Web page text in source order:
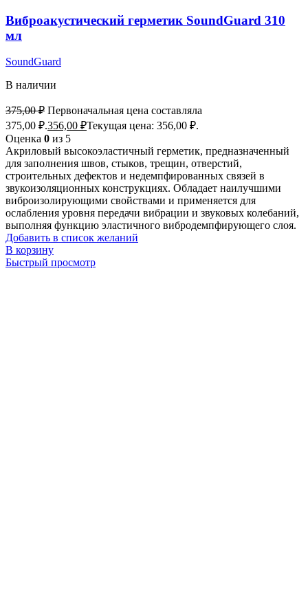
Виброакустический герметик SoundGuard 310
мл
SoundGuard
В наличии
375,00₽ Первоначальная цена составляла
375,00 ₽.356,00 ₽Текущая цена: 356,00 ₽.
Оценка 0 из 5
Акриловый высокоэластичный герметик, предназначенный
для заполнения швов, стыков, трещин, отверстий,
строительных дефектов и недемпфированных связей в
звукоизоляционных конструкциях. Обладает наилучшими
виброизолирующими свойствами и применяется для
ослабления уровня передачи вибрации и звуковых колебаний,
выполняя функцию эластичного вибродемпфирующего слоя.
Добавить в список желаний
В корзину
Быстрый просмотр